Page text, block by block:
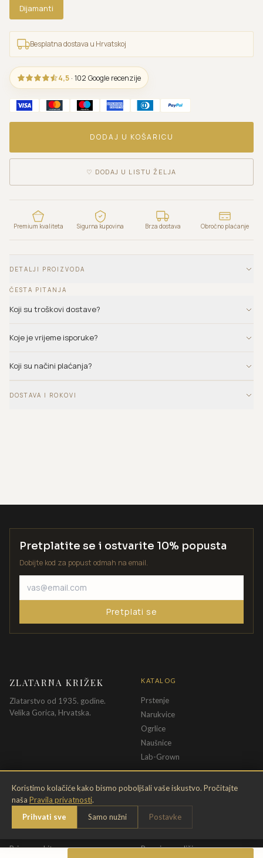
Dijamanti
Besplatna dostava u Hrvatskoj
4,5 · 102 Google recenzije
DODAJ U KOŠARICU
♡ DODAJ U LISTU ŽELJA
Premium kvaliteta Sigurna kupovina Brza dostava Obročno plaćanje
DETALJI PROIZVODA
ČESTA PITANJA
Koji su troškovi dostave?
Koje je vrijeme isporuke?
Koji su načini plaćanja?
DOSTAVA I ROKOVI
Koristimo kolačiće kako bismo poboljšali vaše iskustvo. Pročitajte
naša Pravila privatnosti.
Prihvati sve
Samo nužni Postavke
Pretplatite se i ostvarite 10% popusta
Dobijte kod za popust odmah na email.
Pretplati se
ZLATARNA KRIŽEK
Zlatarstvo od 1935. godine.
Velika Gorica, Hrvatska.
KATALOG
Prstenje
Narukvice
Ogrlice
Naušnice
Lab-Grown
INFORMACIJE
O nama
Kontakt
Briga o nakitu
PRAVNE ODREDBE
Pravila privatnosti
Opći uvjeti
Promjena veličine